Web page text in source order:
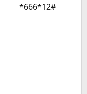
#12*666*